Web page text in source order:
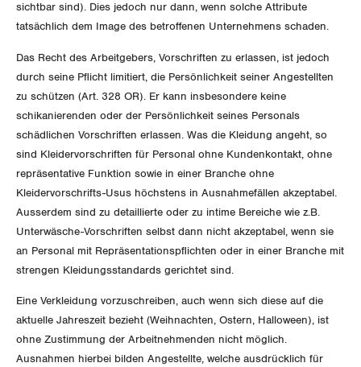
Queer-Kommission
Freiburg
Neuenburg
Nidwalden
Obwalden
sichtbar sind). Dies jedoch nur dann, wenn solche Attribute
tatsächlich dem Image des betroffenen Unternehmens schaden.
Das Recht des Arbeitgebers, Vorschriften zu erlassen, ist jedoch
durch seine Pflicht limitiert, die Persönlichkeit seiner Angestellten
zu schützen (Art. 328 OR). Er kann insbesondere keine
schikanierenden oder der Persönlichkeit seines Personals
schädlichen Vorschriften erlassen. Was die Kleidung angeht, so
sind Kleidervorschriften für Personal ohne Kundenkontakt, ohne
repräsentative Funktion sowie in einer Branche ohne
Kleidervorschrifts-Usus höchstens in Ausnahmefällen akzeptabel.
Ausserdem sind zu detaillierte oder zu intime Bereiche wie z.B.
Unterwäsche-Vorschriften selbst dann nicht akzeptabel, wenn sie
an Personal mit Repräsentationspflichten oder in einer Branche mit
strengen Kleidungsstandards gerichtet sind.
Eine Verkleidung vorzuschreiben, auch wenn sich diese auf die
aktuelle Jahreszeit bezieht (Weihnachten, Ostern, Halloween), ist
ohne Zustimmung der Arbeitnehmenden nicht möglich.
Ausnahmen hierbei bilden Angestellte, welche ausdrücklich für